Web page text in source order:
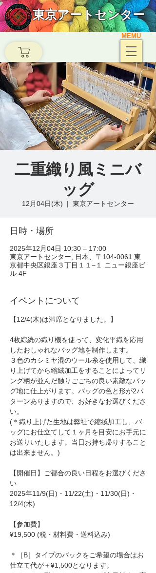
東京アートセンター
MEMU
二重織り風ミニバ
ッグ
12月04日(木)
  |
東京アートセンター
日時・場所
2025年12月04日 10:30 – 17:00
東京アートセンター, 日本、〒104-0061 東
京都中央区銀座３丁目１１−１ ニュー銀座ビ
ル 4F
イベントについて
【12/4(木)は満席となりました。】
4枚綜絖の織り機を使って、変化平織を応用
したおしゃれなバッグ地を制作します。
３色のカシミヤ混のウール糸を使用して、織
り上げてから縮絨加工をすることによってリ
ング柄が並んだ触りごごちの良い素敵なバッ
グ地に仕上がります。バッグの色と形が2パ
ターンありますので、お好きなお選びくださ
い。
(＊織り上げた生地は弊社で縮絨加工し、バ
ッグにお仕立てして１ヶ月を目安にお手元に
お送りいたします。当日お持ち帰りすること
は出来ません。)
【開催日】ご都合の良い日程をお選びくださ
い
2025年11/9(日)・11/22(土)・11/30(日)・
12/4(木)
【参加費】
¥19,500 (税・材料費・送料込み)
＊［B］タイプのバックをご希望の場合はお
仕立て代が＋¥1,500となります。